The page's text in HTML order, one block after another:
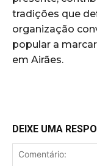
tradições que
organização
popular a
em Airães.
DEIXE UMA